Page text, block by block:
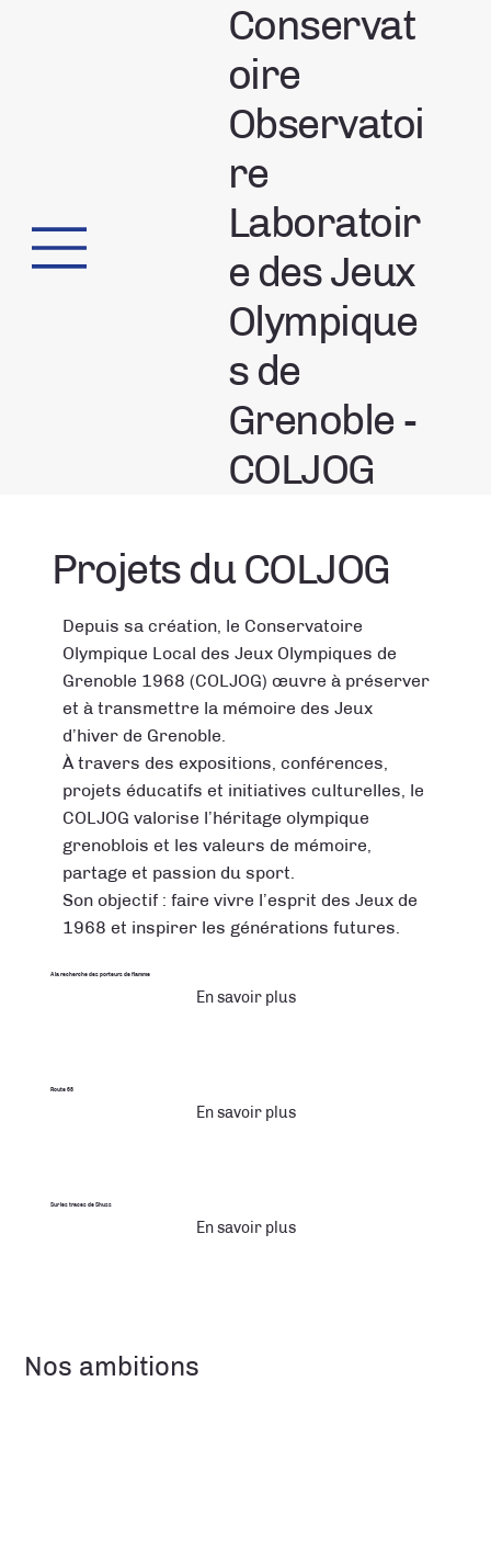
Conservat
oire
Observatoi
re
Laboratoir
e des Jeux
Olympique
s de
Grenoble -
COLJOG
Projets du COLJOG
Depuis sa création, le Conservatoire
Olympique Local des Jeux Olympiques de
Grenoble 1968 (COLJOG) œuvre à préserver
et à transmettre la mémoire des Jeux
d’hiver de Grenoble.
À travers des expositions, conférences,
projets éducatifs et initiatives culturelles, le
COLJOG valorise l’héritage olympique
grenoblois et les valeurs de mémoire,
partage et passion du sport.
Son objectif : faire vivre l’esprit des Jeux de
1968 et inspirer les générations futures.
A la recherche des porteurs de flamme
En savoir plus
Route 68
En savoir plus
Sur les traces de Shuss
En savoir plus
Nos ambitions